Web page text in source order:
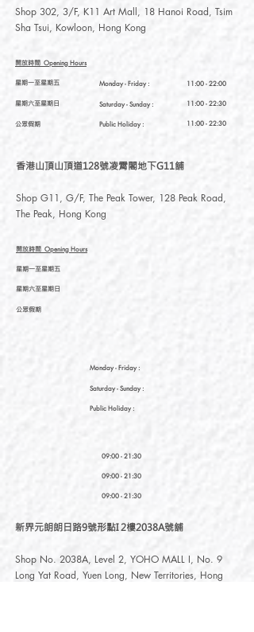
11:00 - 22:00
11:00 - 22:30
11:00 - 22:30
Shop 302, 3/F, K11 Art Mall, 18 Hanoi Road, Tsim
Sha Tsui, Kowloon, Hong Kong
開放時間 Opening Hours
星期一至星期五
星期六至星期日
公眾假期
Monday - Friday :
Saturday- Sunday :
Public Holiday :
香港山頂山頂道128號凌霄閣地下G11舖
Shop G11, G/F, The Peak Tower, 128 Peak Road,
The Peak, Hong Kong
開放時間 Opening Hours
星期一至星期五
星期六至星期日
公眾假期
Monday - Friday :
Saturday- Sunday :
Public Holiday :
09:00 - 21:30
09:00 - 21:30
09:00 - 21:30
新界元朗朗日路9號形點I 2樓2038A號舖
Shop No. 2038A, Level 2, YOHO MALL I, No. 9
Long Yat Road, Yuen Long, New Territories, Hong